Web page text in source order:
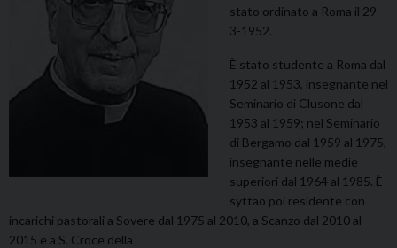
stato ordinato a Roma il 29-
3-1952.
È stato studente a Roma dal
1952 al 1953, insegnante nel
Seminario di Clusone dal
1953 al 1959; nel Seminario
di Bergamo dal 1959 al 1975,
insegnante nelle medie
superiori dal 1964 al 1985. È
syttao poi residente con
incarichi pastorali a Sovere dal 1975 al 2010, a Scanzo dal 2010 al
2015 e a S. Croce della